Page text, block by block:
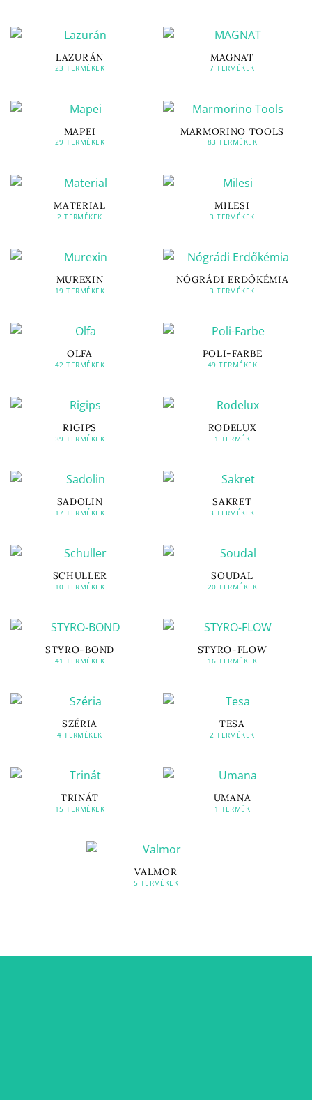
LAZURÁN
23 TERMÉKEK
MAGNAT
7 TERMÉKEK
MAPEI
29 TERMÉKEK
MARMORINO TOOLS
83 TERMÉKEK
MATERIAL
2 TERMÉKEK
MILESI
3 TERMÉKEK
MUREXIN
19 TERMÉKEK
NÓGRÁDI ERDŐKÉMIA
3 TERMÉKEK
OLFA
42 TERMÉKEK
POLI-FARBE
49 TERMÉKEK
RIGIPS
39 TERMÉKEK
RODELUX
1 TERMÉK
SADOLIN
17 TERMÉKEK
SAKRET
3 TERMÉKEK
SCHULLER
10 TERMÉKEK
SOUDAL
20 TERMÉKEK
STYRO-BOND
41 TERMÉKEK
STYRO-FLOW
16 TERMÉKEK
SZÉRIA
4 TERMÉKEK
TESA
2 TERMÉKEK
TRINÁT
15 TERMÉKEK
UMANA
1 TERMÉK
VALMOR
5 TERMÉKEK